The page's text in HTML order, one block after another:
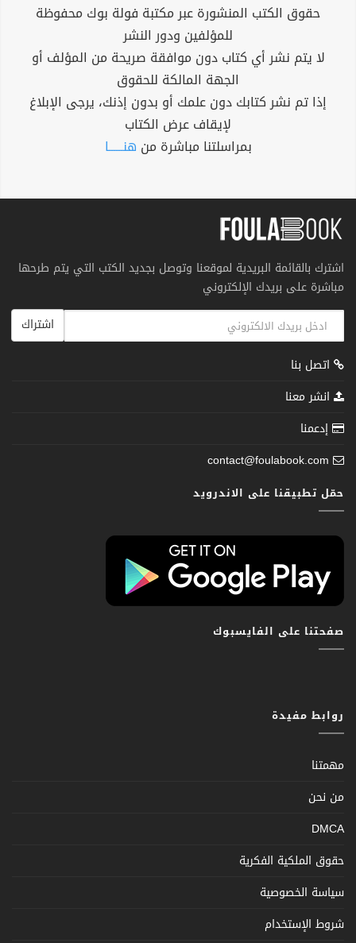
حقوق الكتب المنشورة عبر مكتبة فولة بوك محفوظة
للمؤلفين ودور النشر
لا يتم نشر أي كتاب دون موافقة صريحة من المؤلف أو
الجهة المالكة للحقوق
إذا تم نشر كتابك دون علمك أو بدون إذنك، يرجى الإبلاغ
لإيقاف عرض الكتاب
بمراسلتنا مباشرة من هنــــــا
اشترك بالقائمة البريدية لموقعنا وتوصل بجديد الكتب التي يتم طرحها
مباشرة على بريدك الإلكتروني
اشتراك
اتصل بنا
انشر معنا
إدعمنا
contact@foulabook.com
حمّل تطبيقنا على الاندرويد
صفحتنا على الفايسبوك
روابط مفيدة
مهمتنا
من نحن
DMCA
حقوق الملكية الفكرية
سياسة الخصوصية
شروط الإستخدام